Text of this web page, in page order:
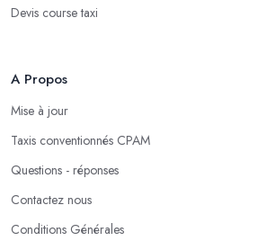
Devis course taxi
A Propos
Mise à jour
Taxis conventionnés CPAM
Questions - réponses
Contactez nous
Conditions Générales